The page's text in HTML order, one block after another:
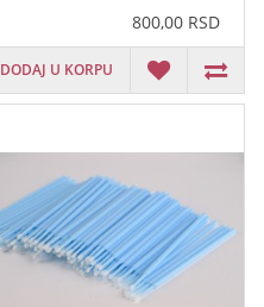
800,00 RSD
DODAJ U KORPU